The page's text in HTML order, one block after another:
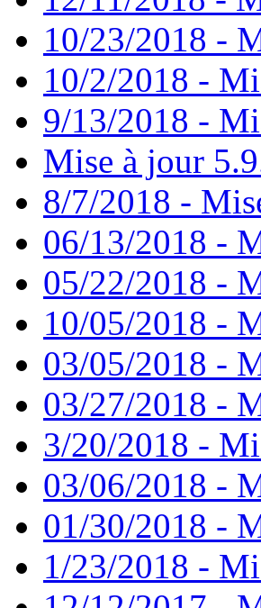
10/23/2018 -
10/2/2018 -
9/13/2018 -
Mise à jour
8/7/2018 -
06/13/2018 -
05/22/2018 -
10/05/2018 -
03/05/2018 -
03/27/2018 -
3/20/2018 -
03/06/2018 -
01/30/2018 -
1/23/2018 -